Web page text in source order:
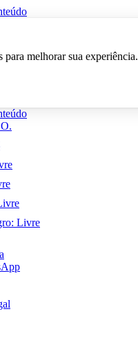
para melhorar sua experiência.
: Livre